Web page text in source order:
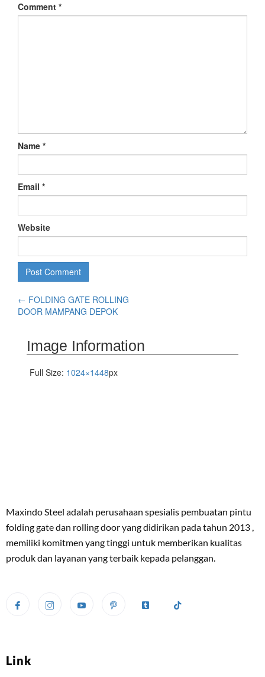
Comment *
Name *
Email *
Website
← FOLDING GATE ROLLING
DOOR MAMPANG DEPOK
Image Information
Full Size: 1024×1448px
Maxindo Steel adalah perusahaan spesialis pembuatan pintu
folding gate dan rolling door yang didirikan pada tahun 2013 ,
memiliki komitmen yang tinggi untuk memberikan kualitas
produk dan layanan yang terbaik kepada pelanggan.
Link